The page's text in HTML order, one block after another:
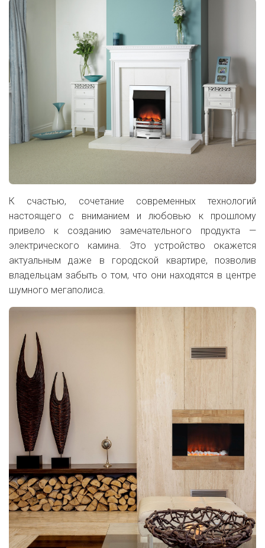
К счастью, сочетание современных технологий
настоящего с вниманием и любовью к прошлому
привело к созданию замечательного продукта —
электрического камина. Это устройство окажется
актуальным даже в городской квартире, позволив
владельцам забыть о том, что они находятся в центре
шумного мегаполиса.